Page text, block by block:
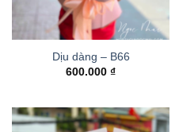
Dịu dàng – B66
600.000 ₫